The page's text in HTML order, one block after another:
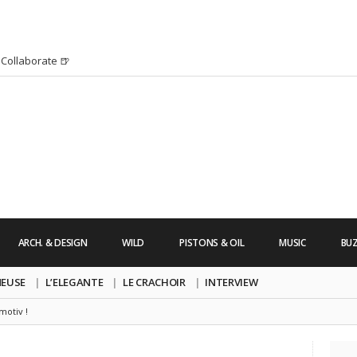
Collaborate 🍺
HURRICANE IRMA 2K17 par Alexandre
un clip très esthétique pour leur
!
ARCH. & DESIGN WILD PISTONS & OIL MUSIC
L’ELEGANTE LE CRACHOIR INTERVIEW
!